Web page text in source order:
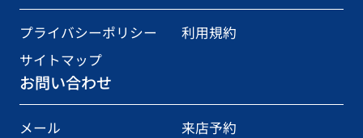
プライバシーポリシー
利用規約
サイトマップ
お問い合わせ
メール 来店予約